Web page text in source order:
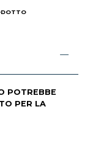
POTREBBE
PER LA